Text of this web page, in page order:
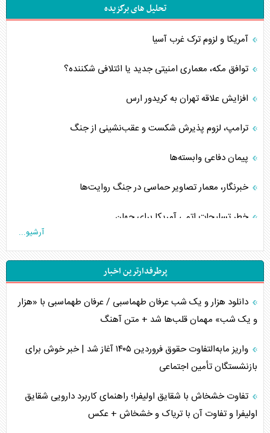
تحلیل های برگزیده
آمریکا و لزوم ترک غرب آسیا
توافق مکه، معماری امنیتی جدید یا ائتلافی شکننده؟
افزایش علاقه تهران به کریدور ارس
ترامپ، لزوم پذیرش شکست و عقب‌نشینی از جنگ
پیمان دفاعی‌ وابسته‌ها
خبرنگار، معمار تصاویر حماسی در جنگ روایت‌ها
خطر تسلیحات اتمی آمریکا برای جهان
جاده ابریشم فضایی/ نفوذ راهبردی و فرازمینی چین
انصارالله و تثبیت معادله «محاصره برابر محاصره»
مصالحه نافرجام سعودی – اماراتی
محدودیت صادرات نفت عربستان
پشت‌پرده خشم ترامپ از رسانه‌های منتقد
آرشیو...
پرطرفدارترین اخبار
دانلود هزار و یک شب عرفان طهماسبی / عرفان طهماسبی با «هزار
و یک شب» مهمان قلب‌ها شد + متن آهنگ
واریز مابه‌التفاوت حقوق فروردین ۱۴۰۵ آغاز شد | خبر خوش برای
بازنشستگان تأمین اجتماعی
تفاوت خشخاش با شقایق اولیفرا؛ راهنمای کاربرد دارویی شقایق
اولیفرا و تفاوت آن با تریاک و خشخاش + عکس